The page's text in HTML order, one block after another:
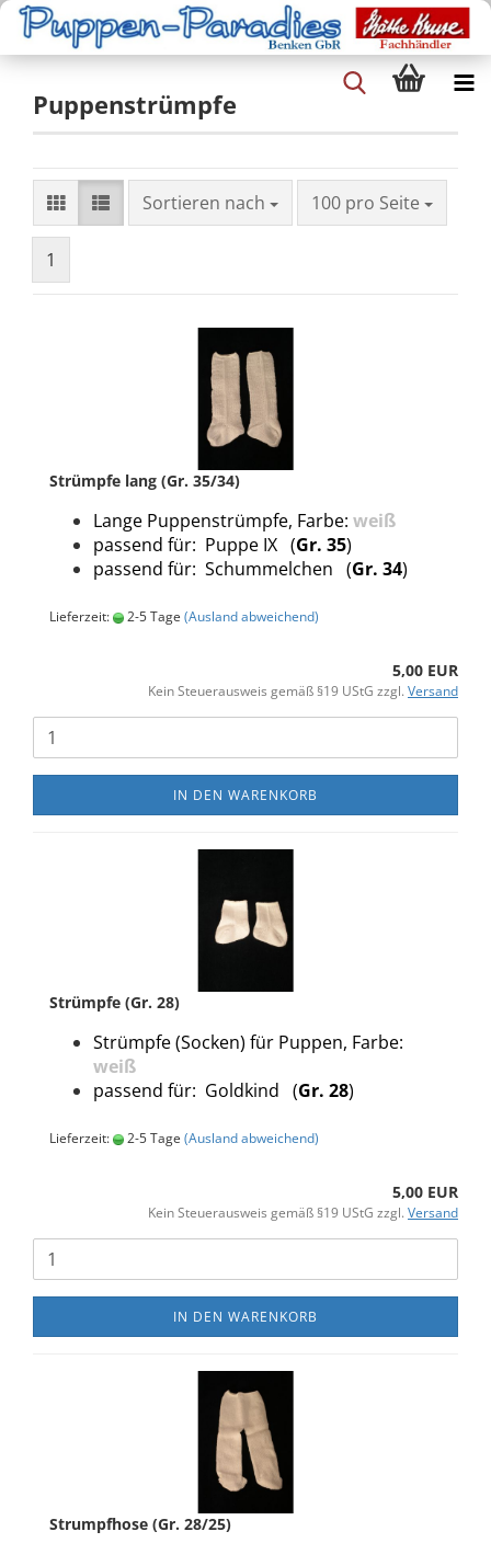
Puppenstrümpfe
Sortieren nach 100 pro Seite
1
Strümpfe lang (Gr. 35/34)
Lange Puppenstrümpfe, Farbe: weiß
passend für: Puppe IX (Gr. 35)
passend für: Schummelchen (Gr. 34)
Lieferzeit: 2-5 Tage (Ausland abweichend)
5,00 EUR
Kein Steuerausweis gemäß §19 UStG zzgl. Versand
IN DEN WARENKORB
Strümpfe (Gr. 28)
Strümpfe (Socken) für Puppen, Farbe:
weiß
passend für: Goldkind (Gr. 28)
Lieferzeit: 2-5 Tage (Ausland abweichend)
5,00 EUR
Kein Steuerausweis gemäß §19 UStG zzgl. Versand
IN DEN WARENKORB
Strumpfhose (Gr. 28/25)